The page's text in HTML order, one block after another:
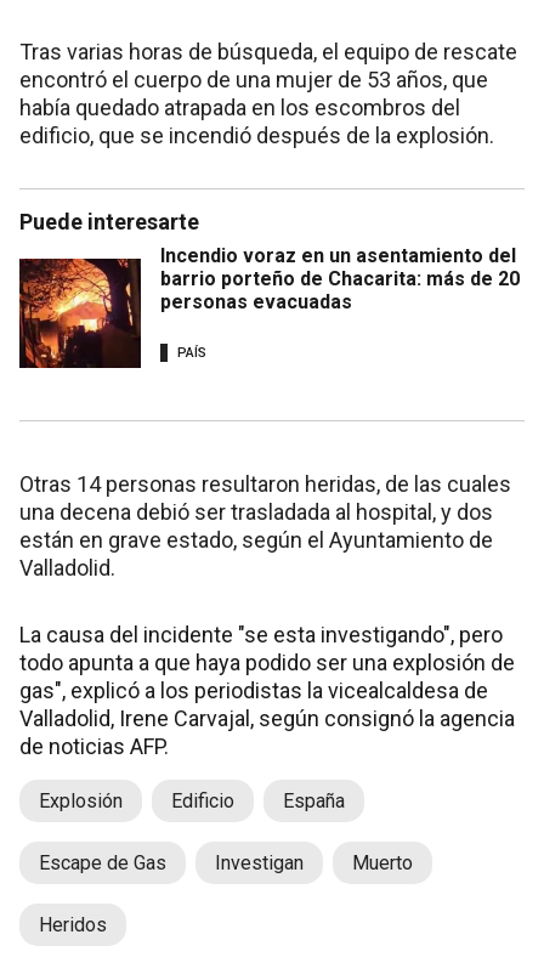
Tras varias horas de búsqueda, el equipo de rescate
encontró el cuerpo de una mujer de 53 años, que
había quedado atrapada en los escombros del
edificio, que se incendió después de la explosión.
Puede interesarte
Incendio voraz en un asentamiento del
barrio porteño de Chacarita: más de 20
personas evacuadas
PAÍS
Otras 14 personas resultaron heridas, de las cuales
una decena debió ser trasladada al hospital, y dos
están en grave estado, según el Ayuntamiento de
Valladolid.
La causa del incidente "se esta investigando", pero
todo apunta a que haya podido ser una explosión de
gas", explicó a los periodistas la vicealcaldesa de
Valladolid, Irene Carvajal, según consignó la agencia
de noticias AFP.
Explosión Edificio España
Escape de Gas Investigan Muerto
Heridos